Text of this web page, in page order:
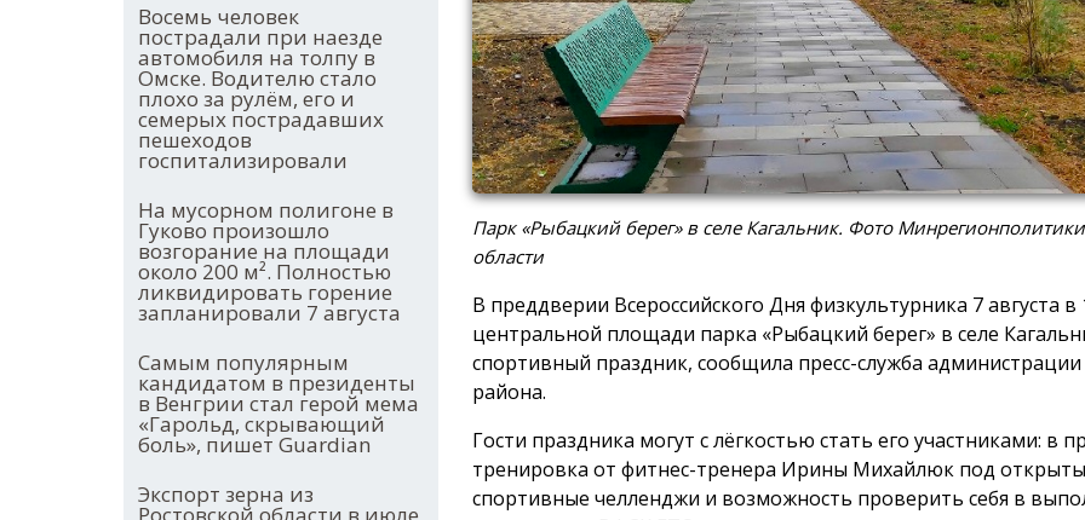
Восемь человек
пострадали при наезде
автомобиля на толпу в
Омске. Водителю стало
плохо за рулём, его и
семерых пострадавших
пешеходов
госпитализировали
На мусорном полигоне в
Гуково произошло
возгорание на площади
около 200 м². Полностью
ликвидировать горение
запланировали 7 августа
Самым популярным
кандидатом в президенты
в Венгрии стал герой мема
«Гарольд, скрывающий
боль», пишет Guardian
Экспорт зерна из
Парк «Рыбацкий берег» в селе Кагальник. Фото
области
В преддверии Всероссийского Дня физкультурника 7 августа в
центральной площади парка «Рыбацкий берег» в селе
спортивный праздник, сообщила пресс-служба администрации
района.
Гости праздника могут с лёгкостью стать его участниками: в
тренировка от фитнес-тренера Ирины Михайлюк под
спортивные челленджи и возможность проверить себя в